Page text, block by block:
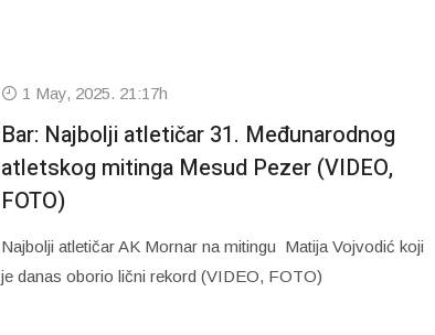
1 May, 2025. 21:17h
Bar: Najbolji atletičar 31. Međunarodnog
atletskog mitinga Mesud Pezer (VIDEO,
FOTO)
Najbolji atletičar AK Mornar na mitingu Matija Vojvodić koji
je danas oborio lični rekord (VIDEO, FOTO)